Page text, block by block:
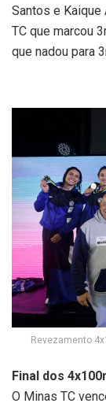
Santos e Kaique
TC que marcou
que nadou para
Revezamento
Final dos
O Minas TC